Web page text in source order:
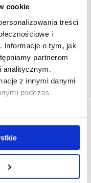
cookie
treści
i
Informacje o tym, jak
partnerom
z innymi danymi
podczas
& Akcesoria OnePlus,